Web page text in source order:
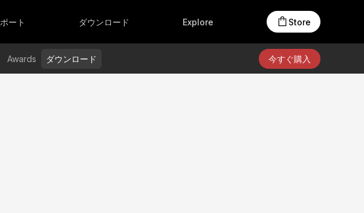
AI
ート ダウンロード Explore Store
Awards ダウンロード 今すぐ購入